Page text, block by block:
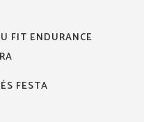
FIT ENDURANCE
FESTA